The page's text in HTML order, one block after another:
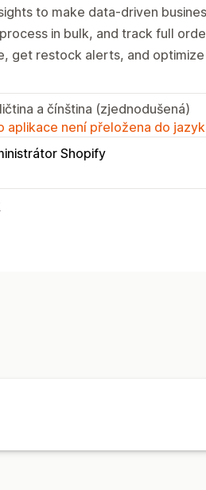
to make data-driven
in bulk, and track full
get restock alerts, and
a čínština (zjednodušená)
aplikace není přeložena do
Shopify